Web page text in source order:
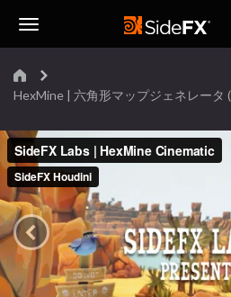
Navigation
HexMine | 六角形マップジェネレータ